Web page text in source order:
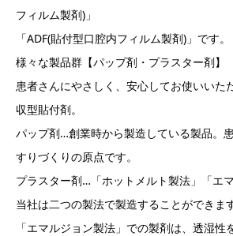
フィルム製剤)」
「ADF(貼付型口腔内フィルム製剤)」です。
様々な製品群【パップ剤・プラスター剤】
患者さんにやさしく、安心してお使いいた
収型貼付剤。
パップ剤…創業時から製造している製品。
すりづくりの原点です。
プラスター剤…「ホットメルト製法」「エ
当社は二つの製法で製造することができます
「エマルジョン製法」での製剤は、透湿性